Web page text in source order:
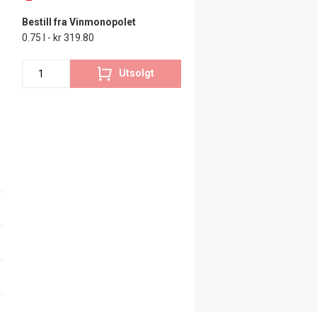
Bestill fra Vinmonopolet
0.75 l - kr 319.80
Utsolgt